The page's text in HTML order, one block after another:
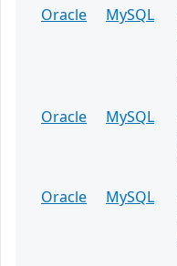
Oracle
MySQL
Oracle
MySQL
Oracle
MySQL